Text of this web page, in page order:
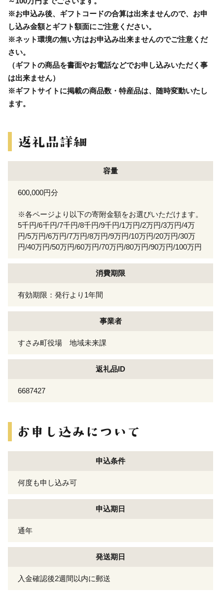
※お申込み後、ギフトコードの合算は出来ませんので、お申
し込み金額とギフト額面にご注意ください。
※ネット環境の無い方はお申込み出来ませんのでご注意くだ
さい。
（ギフトの商品を書面やお電話などでお申し込みいただく事
は出来ません）
※ギフトサイトに掲載の商品数・特産品は、随時変動いたし
ます。
容量
600,000円分
※各ページより以下の寄附金額をお選びいただけます。
5千円/6千円/7千円/8千円/9千円/1万円/2万円/3万円/4万
円/5万円/6万円/7万円/8万円/9万円/10万円/20万円/30万
円/40万円/50万円/60万円/70万円/80万円/90万円/100万円
消費期限
有効期限：発行より1年間
事業者
すさみ町役場 地域未来課
返礼品ID
6687427
申込条件
何度も申し込み可
申込期日
通年
発送期日
入金確認後2週間以内に郵送